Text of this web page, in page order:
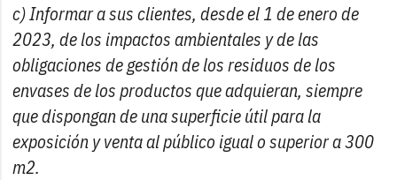
c) Informar a sus clientes, desde el 1 de enero de
2023, de los impactos ambientales y de las
obligaciones de gestión de los residuos de los
envases de los productos que adquieran, siempre
que dispongan de una superficie útil para la
exposición y venta al público igual o superior a 300
m2.